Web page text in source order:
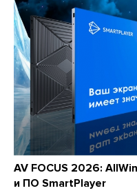
AV FOCUS 2026:
и ПО SmartPlayer